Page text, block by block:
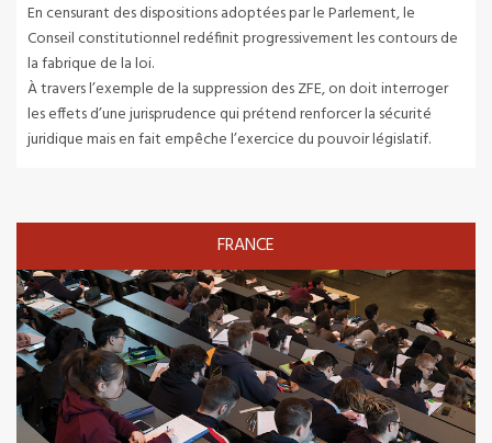
En censurant des dispositions adoptées par le Parlement, le
Conseil constitutionnel redéfinit progressivement les contours de
la fabrique de la loi.
À travers l’exemple de la suppression des ZFE, on doit interroger
les effets d’une jurisprudence qui prétend renforcer la sécurité
juridique mais en fait empêche l’exercice du pouvoir législatif.
FRANCE